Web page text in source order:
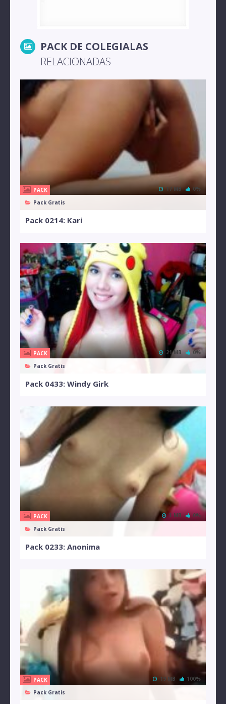
PACK DE COLEGIALAS
RELACIONADAS
PACK
Pack Gratis
17 MB 0%
Pack 0214: Kari
PACK
Pack Gratis
21 MB 0%
Pack 0433: Windy Girk
PACK
Pack Gratis
3 MB 0%
Pack 0233: Anonima
PACK
Pack Gratis
19 MB 100%